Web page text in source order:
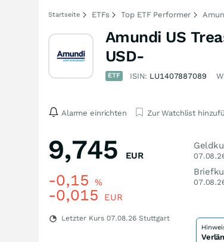
Startseite ETFs Top ETF Performer
Amundi US
USD-
ETF ISIN: LU1407887089
Alarme einrichten Zur Watchlist
9,745 EUR
-0,15 %
-0,015 EUR
Letzter Kurs 07.08.26 Stuttgart